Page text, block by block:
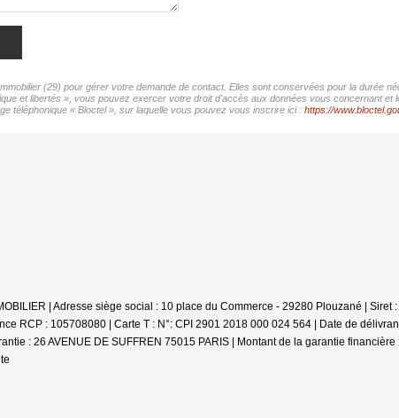
(29) pour gérer votre demande de contact. Elles sont conservées pour la durée
et libertés », vous pouvez exercer votre droit d'accès aux données vous concernant et
téléphonique « Bloctel », sur laquelle vous pouvez vous inscrire ici : https://
| Adresse siège social : 10 place du Commerce - 29280 Plouzané | Siret
RCP : 105708080 | Carte T : N°: CPI 2901 2018 000 024 564 | Date de
: 26 AVENUE DE SUFFREN 75015 PARIS | Montant de la garantie